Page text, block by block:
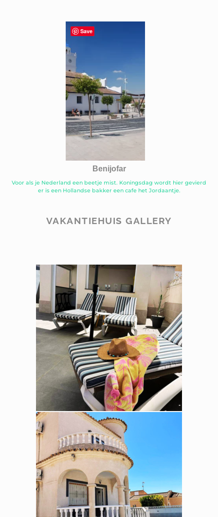
Benijofar
Voor als je Nederland een beetje mist. Koningsdag wordt hier gevierd
er is een Hollandse bakker een cafe het Jordaantje.
VAKANTIEHUIS GALLERY
Save